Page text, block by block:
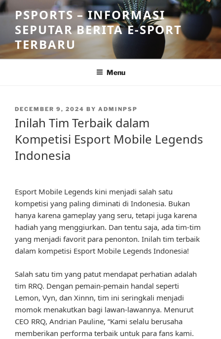
Skip
to
content
PSPORTS – INFORMASI
SEPUTAR BERITA E-SPORT
TERBARU
Menu
POSTED
DECEMBER 9, 2024 BY ADMINPSP
Inilah Tim Terbaik dalam
Kompetisi Esport Mobile Legends
Indonesia
Esport Mobile Legends kini menjadi salah satu
kompetisi yang paling diminati di Indonesia. Bukan
hanya karena gameplay yang seru, tetapi juga karena
hadiah yang menggiurkan. Dan tentu saja, ada tim-tim
yang menjadi favorit para penonton. Inilah tim terbaik
dalam kompetisi Esport Mobile Legends Indonesia!
Salah satu tim yang patut mendapat perhatian adalah
tim RRQ. Dengan pemain-pemain handal seperti
Lemon, Vyn, dan Xinnn, tim ini seringkali menjadi
momok menakutkan bagi lawan-lawannya. Menurut
CEO RRQ, Andrian Pauline, “Kami selalu berusaha
memberikan performa terbaik untuk para fans kami.